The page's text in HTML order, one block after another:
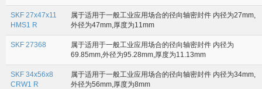
SKF 27x47x11
HMS1 R
属于适用于一般工业应用场合的径向轴密封件 内径为27mm,
外径为47mm,厚度为11mm
SKF 27368
属于适用于一般工业应用场合的径向轴密封件 内径为
69.85mm,外径为95.28mm,厚度为11.13mm
SKF 34x56x8
CRW1 R
属于适用于一般工业应用场合的径向轴密封件 内径为34mm,
外径为56mm,厚度为8mm